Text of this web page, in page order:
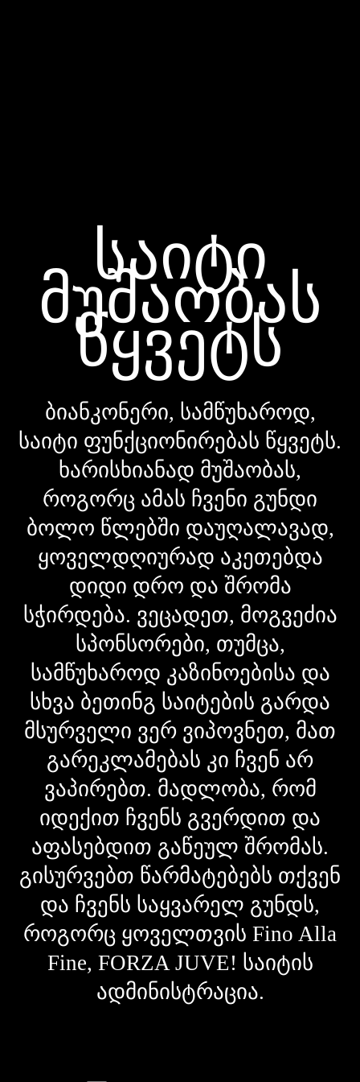
საიტი
მუშაობას
წყვეტს
ბიანკონერი, სამწუხაროდ,
საიტი ფუნქციონირებას წყვეტს.
ხარისხიანად მუშაობას,
როგორც ამას ჩვენი გუნდი
ბოლო წლებში დაუღალავად,
ყოველდღიურად აკეთებდა
დიდი დრო და შრომა
სჭირდება. ვეცადეთ, მოგვეძია
სპონსორები, თუმცა,
სამწუხაროდ კაზინოებისა და
სხვა ბეთინგ საიტების გარდა
მსურველი ვერ ვიპოვნეთ, მათ
გარეკლამებას კი ჩვენ არ
ვაპირებთ. მადლობა, რომ
იდექით ჩვენს გვერდით და
აფასებდით გაწეულ შრომას.
გისურვებთ წარმატებებს თქვენ
და ჩვენს საყვარელ გუნდს,
როგორც ყოველთვის Fino Alla
Fine, FORZA JUVE! საიტის
ადმინისტრაცია.